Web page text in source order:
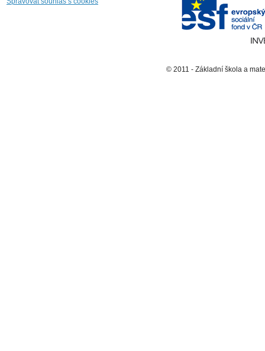
© 2011 - Základní škola a